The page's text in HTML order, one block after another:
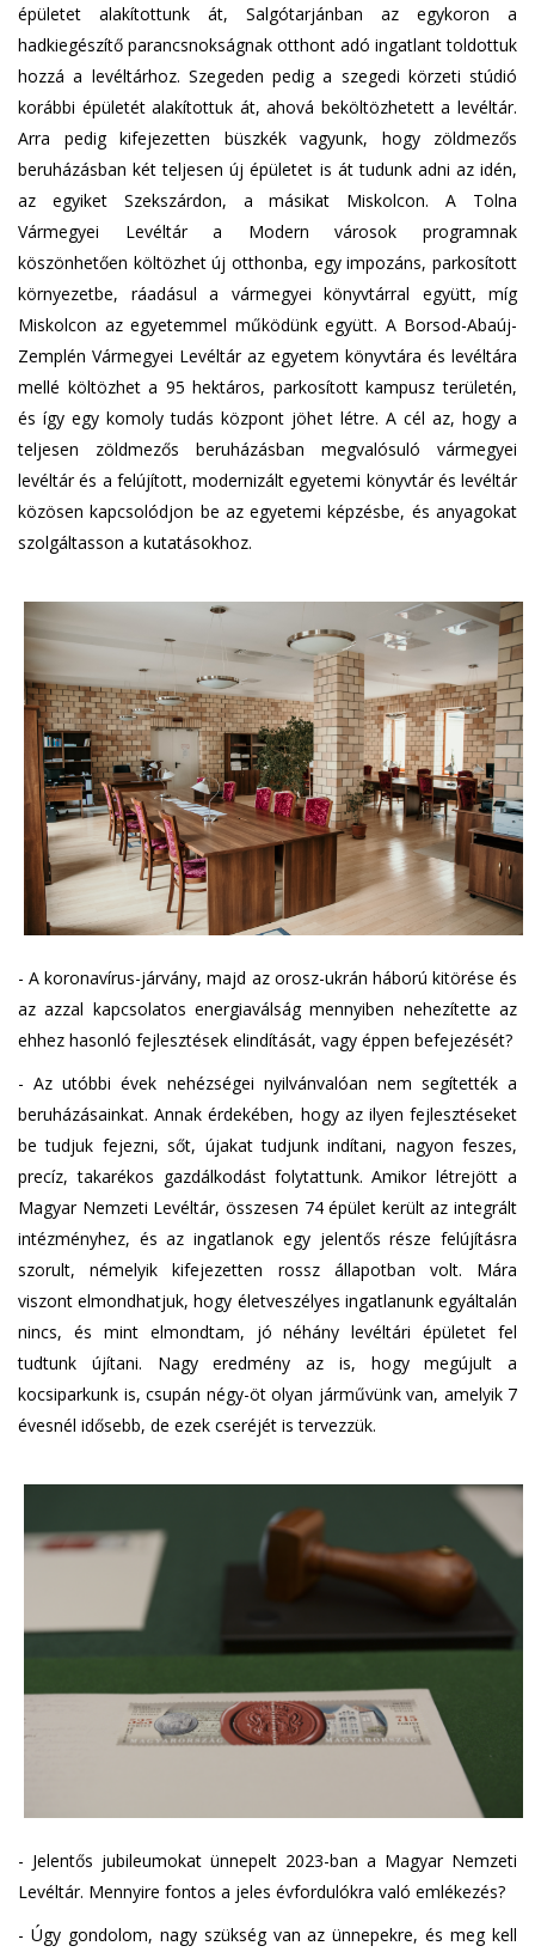
épületet alakítottunk át, Salgótarjánban az egykoron a
hadkiegészítő parancsnokságnak otthont adó ingatlant toldottuk
hozzá a levéltárhoz. Szegeden pedig a szegedi körzeti stúdió
korábbi épületét alakítottuk át, ahová beköltözhetett a levéltár.
Arra pedig kifejezetten büszkék vagyunk, hogy zöldmezős
beruházásban két teljesen új épületet is át tudunk adni az idén,
az egyiket Szekszárdon, a másikat Miskolcon. A Tolna
Vármegyei Levéltár a Modern városok programnak
köszönhetően költözhet új otthonba, egy impozáns, parkosított
környezetbe, ráadásul a vármegyei könyvtárral együtt, míg
Miskolcon az egyetemmel működünk együtt. A Borsod-Abaúj-
Zemplén Vármegyei Levéltár az egyetem könyvtára és levéltára
mellé költözhet a 95 hektáros, parkosított kampusz területén,
és így egy komoly tudás központ jöhet létre. A cél az, hogy a
teljesen zöldmezős beruházásban megvalósuló vármegyei
levéltár és a felújított, modernizált egyetemi könyvtár és levéltár
közösen kapcsolódjon be az egyetemi képzésbe, és anyagokat
szolgáltasson a kutatásokhoz.
- A koronavírus-járvány, majd az orosz-ukrán háború kitörése és
az azzal kapcsolatos energiaválság mennyiben nehezítette az
ehhez hasonló fejlesztések elindítását, vagy éppen befejezését?
- Az utóbbi évek nehézségei nyilvánvalóan nem segítették a
beruházásainkat. Annak érdekében, hogy az ilyen fejlesztéseket
be tudjuk fejezni, sőt, újakat tudjunk indítani, nagyon feszes,
precíz, takarékos gazdálkodást folytattunk. Amikor létrejött a
Magyar Nemzeti Levéltár, összesen 74 épület került az integrált
intézményhez, és az ingatlanok egy jelentős része felújításra
szorult, némelyik kifejezetten rossz állapotban volt. Mára
viszont elmondhatjuk, hogy életveszélyes ingatlanunk egyáltalán
nincs, és mint elmondtam, jó néhány levéltári épületet fel
tudtunk újítani. Nagy eredmény az is, hogy megújult a
kocsiparkunk is, csupán négy-öt olyan járművünk van, amelyik 7
évesnél idősebb, de ezek cseréjét is tervezzük.
- Jelentős jubileumokat ünnepelt 2023-ban a Magyar Nemzeti
Levéltár. Mennyire fontos a jeles évfordulókra való emlékezés?
- Úgy gondolom, nagy szükség van az ünnepekre, és meg kell